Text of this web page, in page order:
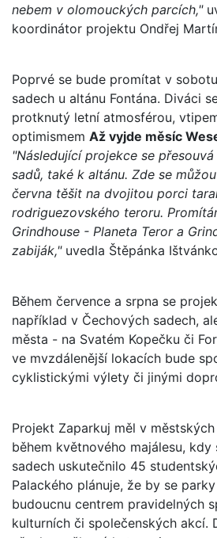
nebem v olomouckých parcích,"
koordinátor projektu Ondřej
Poprvé se bude promítat v
sadech u altánu Fontána. Diváci
protknutý letní atmosférou,
optimismem Až vyjde měsíc
"Následující projekce se
sadů, také k altánu. Zde se
června těšit na dvojitou porci
rodriguezovského teroru.
Grindhouse - Planeta Teror a
zabiják," uvedla Štěpánka
Během července a srpna se
například v Čechových sadech,
města - na Svatém Kopečku či
ve mvzdálenější lokacích bude
cyklistickými výlety či jinými
Projekt Zaparkuj měl v
během květnového majálesu,
sadech uskutečnilo 45
Palackého plánuje, že by se
budoucnu centrem pravidelných
kulturních či společenských akcí.